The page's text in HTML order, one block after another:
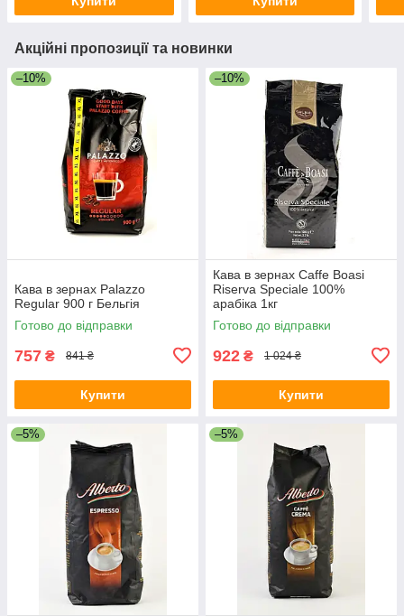
Акційні пропозиції та новинки
–10%
Кава в зернах Palazzo
Regular 900 г Бельгія
Готово до відправки
757 ₴ 841 ₴
Купити
–10%
Кава в зернах Caffe Boasi
Riserva Speciale 100%
арабіка 1кг
Готово до відправки
922 ₴ 1 024 ₴
Купити
–5% –5%